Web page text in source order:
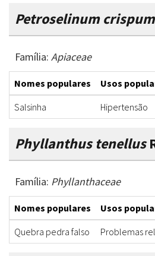
Petroselinum crispum
Família: Apiaceae
Nomes populares Usos
Salsinha
Hipertensão
Phyllanthus tenellus
Família: Phyllanthaceae
Nomes populares
Usos
Quebra pedra falso
Problemas